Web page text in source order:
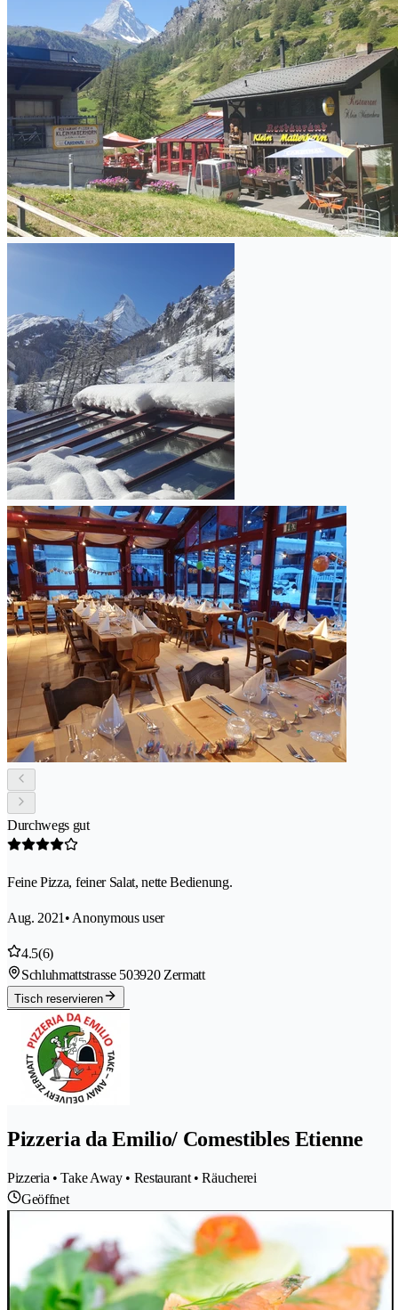
Durchwegs gut
Feine Pizza, feiner Salat, nette Bedienung.
Aug. 2021 • Anonymous user
4.5(6)
Schluhmattstrasse 503920 Zermatt
Tisch reservieren
Pizzeria da Emilio/ Comestibles Etienne
Pizzeria • Take Away • Restaurant • Räucherei
Geöffnet